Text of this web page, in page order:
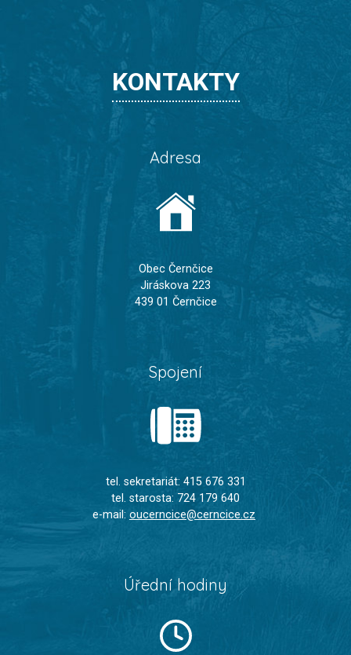
KONTAKTY
Adresa
Obec Černčice
Jiráskova 223
439 01 Černčice
Spojení
tel. sekretariát: 415 676 331
tel. starosta: 724 179 640
e-mail: oucerncice@cerncice.cz
Úřední hodiny